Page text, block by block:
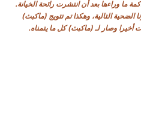
ما وراءها بعد أن انتشرت رائحة الخيانة.
التالية، وهكذا تم تتويج (ماكبث)
أخيرا وصار لـ (ماكبث) كل ما يتمناه.